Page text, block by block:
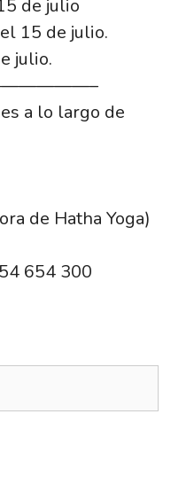
de julio
15 de julio.
julio.
—————–
a lo largo de
de Hatha Yoga)
654 300